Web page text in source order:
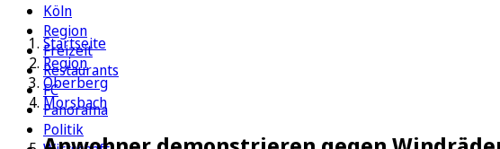
Köln
Region
Freizeit
Restaurants
FC
Panorama
Politik
Startseite
Region
Oberberg
Morsbach